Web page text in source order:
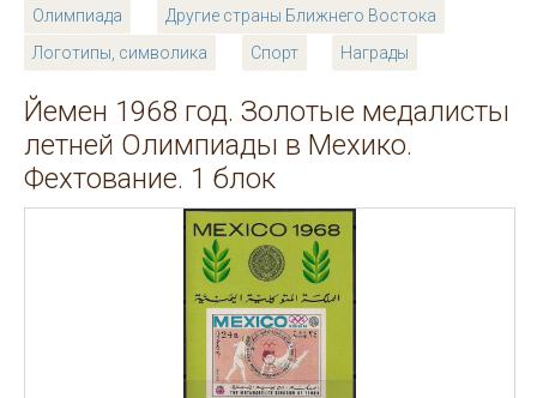
Олимпиада
Другие страны Ближнего Востока
Логотипы, символика
Спорт Награды
Йемен 1968 год. Золотые медалисты
летней Олимпиады в Мехико.
Фехтование. 1 блок